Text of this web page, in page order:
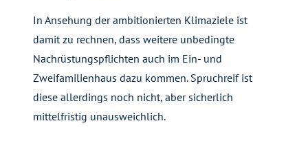
In Ansehung der ambitionierten Klimaziele ist
damit zu rechnen, dass weitere unbedingte
Nachrüstungspflichten auch im Ein- und
Zweifamilienhaus dazu kommen. Spruchreif ist
diese allerdings noch nicht, aber sicherlich
mittelfristig unausweichlich.